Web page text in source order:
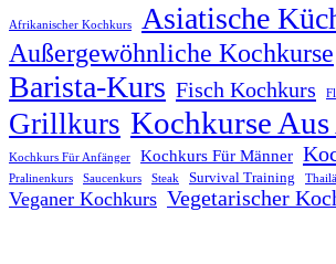
Afrikanischer Kochkurs Asiatische
Außergewöhnliche Kochkurse
Barista-Kurs Fisch Kochkurs
Grillkurs Kochkurse
Kochkurs Für Anfänger Kochkurs Für Männer
Pralinenkurs Saucenkurs Steak Survival Training
Veganer Kochkurs Vegetarischer